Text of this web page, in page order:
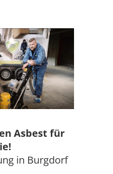
Asbest für
in Burgdorf